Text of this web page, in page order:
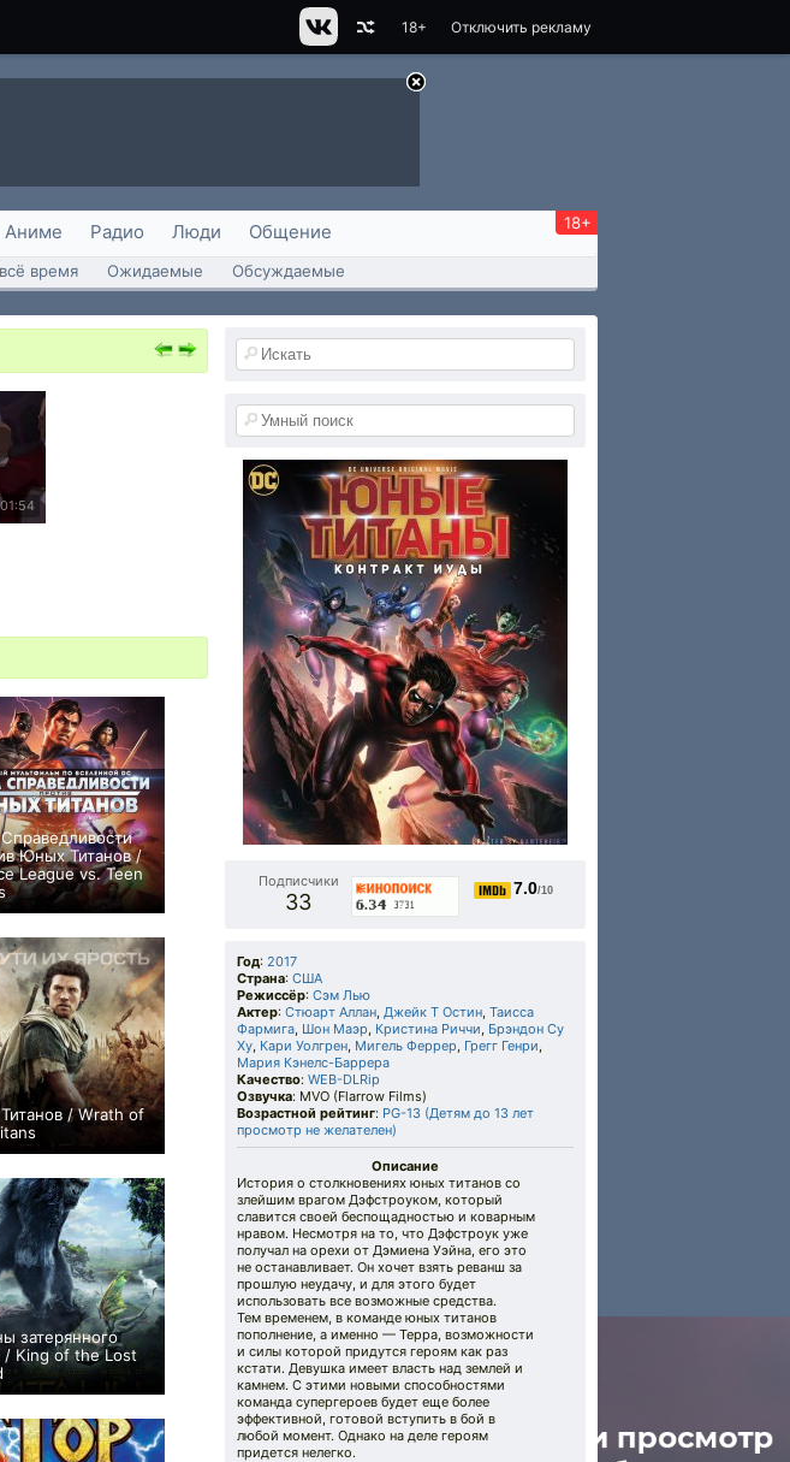
Отключить рекламу
18+
Аниме Радио Люди Общение 18+
время Ожидаемые Обсуждаемые
01:54
Юных Титанов /
League vs. Teen
/ Wrath of
затерянного
/ King of the Lost
Подписчики
33
7.0/10
Год: 2017
Страна: США
Режиссёр: Сэм Лью
Актер: Стюарт Аллан, Джейк Т Остин, Таисса
Фармига, Шон Маэр, Кристина Риччи, Брэндон Су
Ху, Кари Уолгрен, Мигель Феррер, Грегг Генри,
Мария Кэнелс-Баррера
Качество: WEB-DLRip
Озвучка: MVO (Flarrow Films)
Возрастной рейтинг: PG-13 (Детям до 13 лет
просмотр не желателен)
Описание
История о столкновениях юных титанов со
злейшим врагом Дэфстроуком, который
славится своей беспощадностью и коварным
нравом. Несмотря на то, что Дэфстроук уже
получал на орехи от Дэмиена Уэйна, его это
не останавливает. Он хочет взять реванш за
прошлую неудачу, и для этого будет
использовать все возможные средства.
Тем временем, в команде юных титанов
пополнение, а именно — Терра, возможности
и силы которой придутся героям как раз
кстати. Девушка имеет власть над землей и
камнем. С этими новыми способностями
команда супергероев будет еще более
эффективной, готовой вступить в бой в
любой момент. Однако на деле героям
придется нелегко.